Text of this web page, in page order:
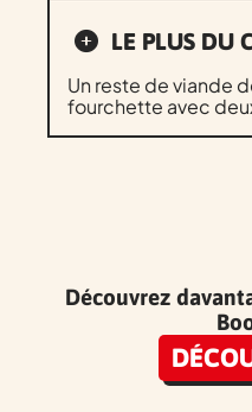
LE PLUS DU
Un reste de viande
fourchette avec
Découvrez